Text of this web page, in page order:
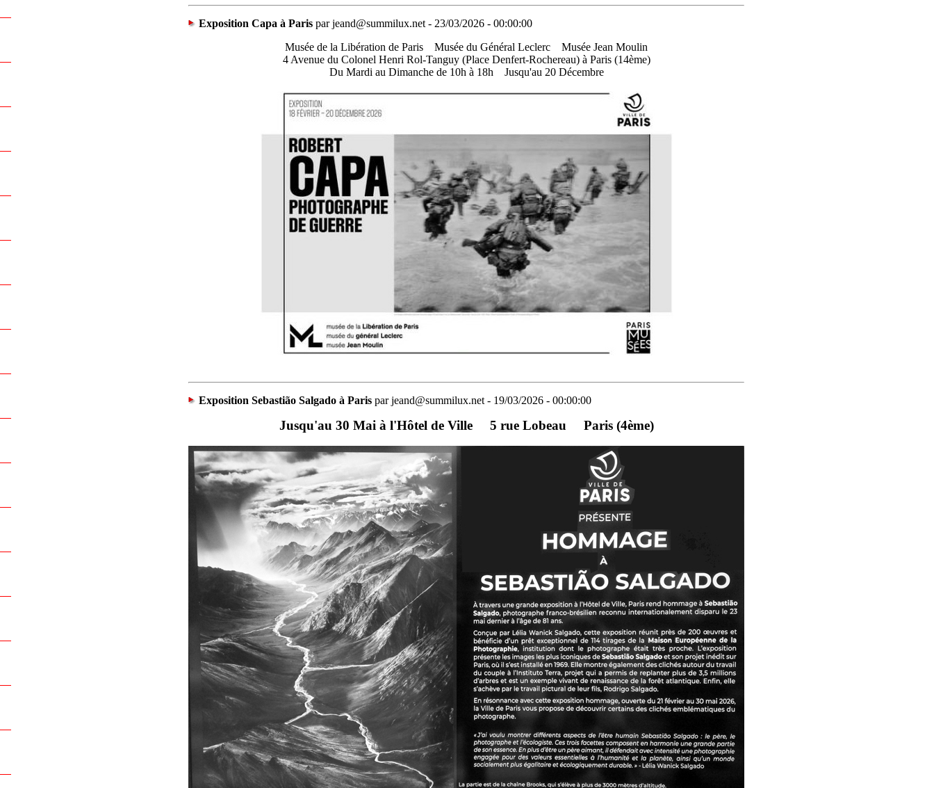
Exposition Capa à Paris par jeand@summilux.net - 23/03/2026 - 00:00:00
Musée de la Libération de Paris
Musée du Général Leclerc
Musée Jean Moulin
4 Avenue du Colonel Henri Rol-Tanguy (Place Denfert-Rochereau) à Paris (14ème)
Du Mardi au Dimanche de 10h à 18h
Jusqu'au 20 Décembre
Exposition Sebastião Salgado à Paris par jeand@summilux.net - 19/03/2026 - 00:00:00
Jusqu'au 30 Mai à l'Hôtel de Ville..... 5 rue Lobeau Paris (4ème)